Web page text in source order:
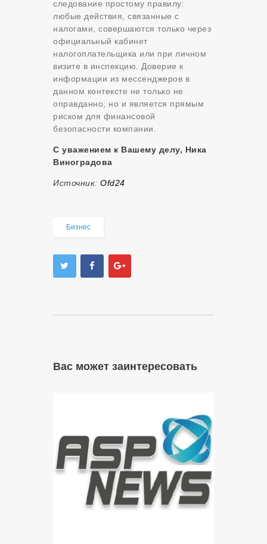
следование простому правилу:
любые действия, связанные с
налогами, совершаются только через
официальный кабинет
налогоплательщика или при личном
визите в инспекцию. Доверие к
информации из мессенджеров в
данном контексте не только не
оправданно, но и является прямым
риском для финансовой
безопасности компании.
С уважением к Вашему делу, Ника
Виноградова
Источник: Оfd24
Бизнес
Вас может заинтересовать